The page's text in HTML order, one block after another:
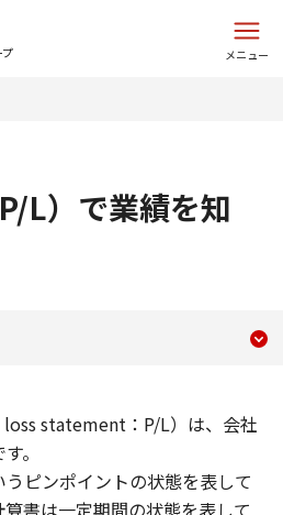
メニュー
L）で業績を知
statement：P/L）は、会社
。
ピンポイントの状態を表して
書は一定期間の状態を表して